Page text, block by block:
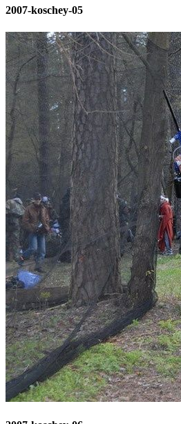
2007-koschey-05